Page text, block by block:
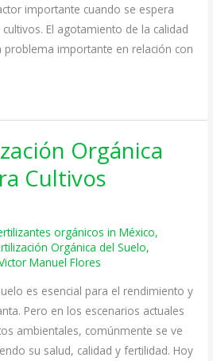
importante cuando se espera
El agotamiento de la calidad
problema importante en relación con
Orgánica
Cultivos
orgánicos in México,
Orgánica del Suelo,
Manuel Flores
es esencial para el rendimiento y
Pero en los escenarios actuales
ambientales, comúnmente se ve
su salud, calidad y fertilidad. Hoy